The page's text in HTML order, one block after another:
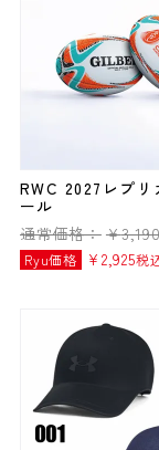
RWC 2027レプリ
ール
通常価格： ¥
Ryu価格
¥ 2,925税